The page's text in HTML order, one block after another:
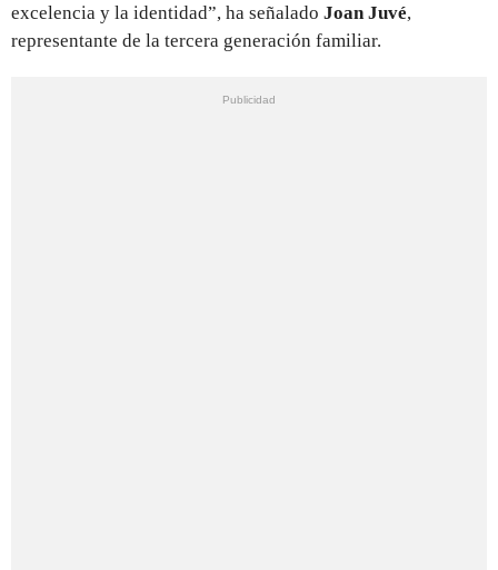
excelencia y la identidad”, ha señalado Joan Juvé,
representante de la tercera generación familiar.